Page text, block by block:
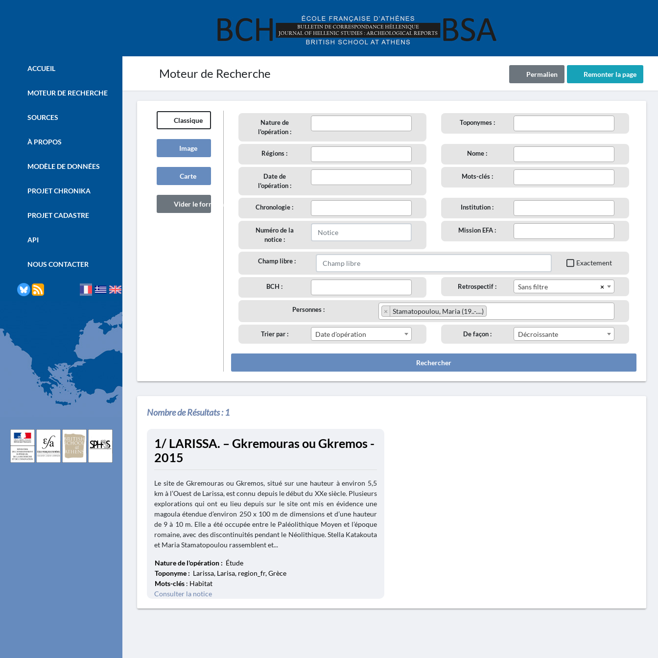
Moteur de Recherche Remonter la page
Permalien
ACCUEIL
MOTEUR DE RECHERCHE
SOURCES
À PROPOS
MODÈLE DE DONNÉES
PROJET CHRONIKA
PROJET CADASTRE
API
NOUS CONTACTER
Classique
Image
Carte
Vider le formulaire
Nature de
l'opération :
Toponymes :
Régions : Nome :
Date de
l'opération :
Mots-clés :
Chronologie : Institution :
Numéro de la
notice :
Mission EFA :
Champ libre : Exactement
BCH : Retrospectif : ×
Sans filtre
Personnes : × Stamatopoulou, Maria (19..-....)
Trier par : Date d'opération De façon : Décroissante
Rechercher
Nombre de Résultats :1
1/ LARISSA. – Gkremouras ou Gkremos -
2015
Le site de Gkremouras ou Gkremos, situé sur une hauteur à environ 5,5
km à l’Ouest de Larissa, est connu depuis le début du XXe siècle. Plusieurs
explorations qui ont eu lieu depuis sur le site ont mis en évidence une
magoula étendue d’environ 250 x 100 m de dimensions et d’une hauteur
de 9 à 10 m. Elle a été occupée entre le Paléolithique Moyen et l’époque
romaine, avec des discontinuités pendant le Néolithique. Stella Katakouta
et Maria Stamatopoulou rassemblent et...
Nature de l'opération : Étude
Toponyme : Larissa, Larisa, region_fr, Grèce
Mots-clés : Habitat
Consulter la notice